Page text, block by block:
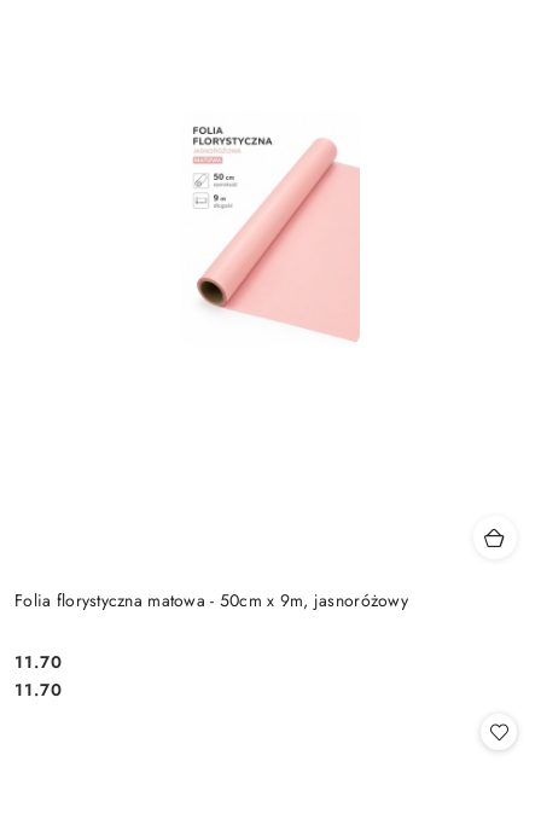
Folia florystyczna matowa - 50cm x 9m, jasnoróżowy
Cena:
11.70
Cena:
11.70